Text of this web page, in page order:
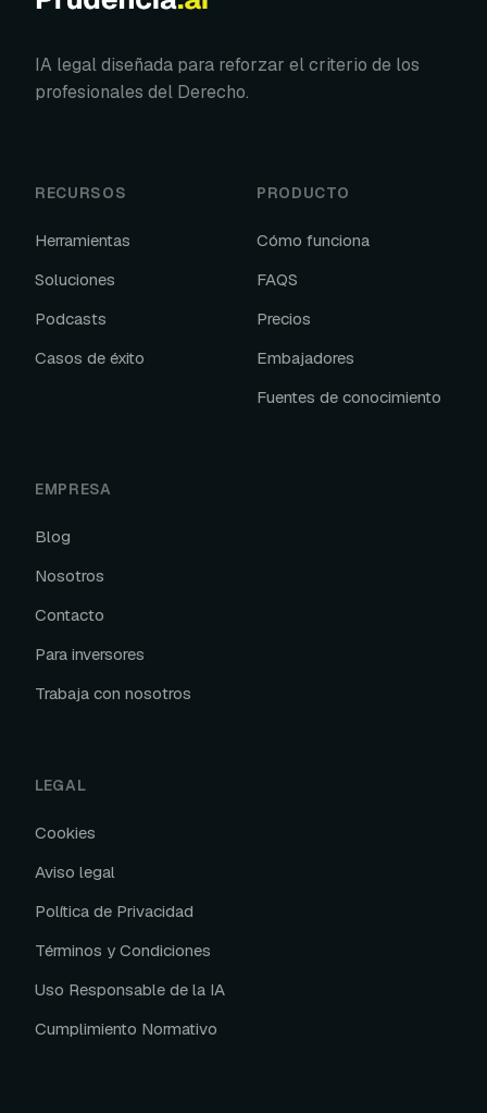
IA legal diseñada para reforzar el criterio de los
profesionales del Derecho.
RECURSOS
Herramientas
Soluciones
Podcasts
Casos de éxito
PRODUCTO
Cómo funciona
FAQS
Precios
Embajadores
Fuentes de conocimiento
EMPRESA
Blog
Nosotros
Contacto
Para inversores
Trabaja con nosotros
LEGAL
Cookies
Aviso legal
Política de Privacidad
Términos y Condiciones
Uso Responsable de la IA
Cumplimiento Normativo